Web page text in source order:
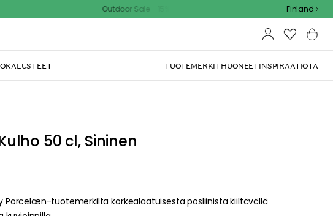
Outdoor Sale - 15% EXTRA alennus koodilla
Finland
TUOTEMERKITHUONEETINSPIRAATIOTA